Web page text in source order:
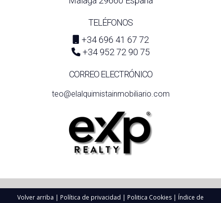
TELÉFONOS
+34 696 41 67 72
+34 952 72 90 75
CORREO ELECTRÓNICO
teo@elalquimistainmobiliario.com
Volver arriba | Política de privacidad | Politica Cookies | Índice de